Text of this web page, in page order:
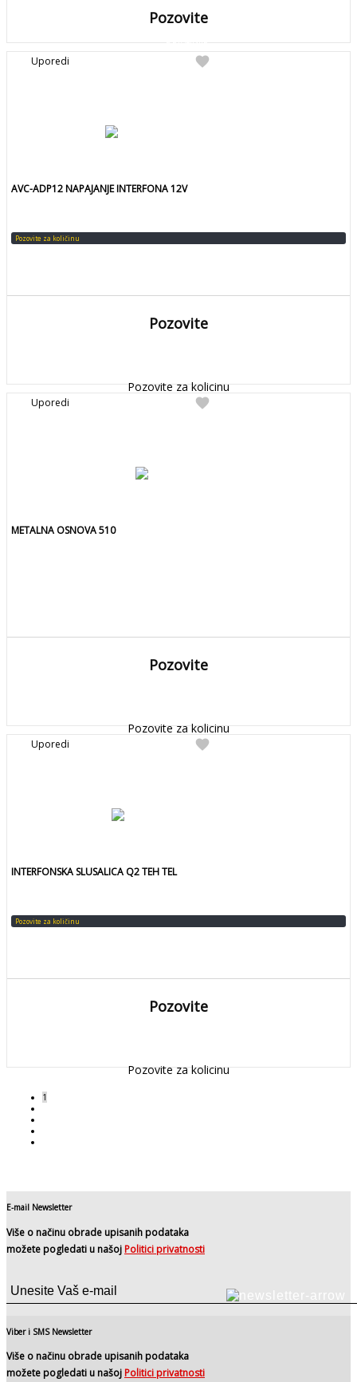
Pozovite
DETALJNIJE
Detaljnijefavorite
Uporedi
AVC-ADP12 NAPAJANJE INTERFONA 12V
Pozovite za količinu
Pozovite
Pozovite za kolicinu
favorite
Uporedi
METALNA OSNOVA 510
Pozovite
Pozovite za kolicinu
favorite
Uporedi
INTERFONSKA SLUSALICA Q2 TEH TEL
Pozovite za količinu
Pozovite
Pozovite za kolicinu
1
E-mail Newsletter
Više o načinu obrade upisanih podataka
možete pogledati u našoj Politici privatnosti
Viber i SMS Newsletter
Više o načinu obrade upisanih podataka
možete pogledati u našoj Politici privatnosti